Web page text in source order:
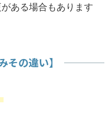
ある場合もあります
その違い】